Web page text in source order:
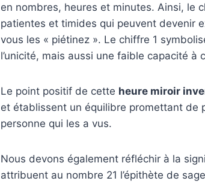
en nombres, heures et minutes. Ainsi, le
patientes et timides qui peuvent devenir
vous les « piétinez ». Le chiffre 1
l’unicité, mais aussi une faible capacité à
Le point positif de cette heure miroir
et établissent un équilibre promettant de
personne qui les a vus.
Nous devons également réfléchir à la
attribuent au nombre 21 l’épithète de